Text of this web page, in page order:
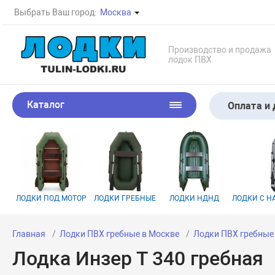
Выбрать Ваш город: Москва
Производство и продажа
лодок ПВХ
Каталог Оплата и
ЛОДКИ ПОД МОТОР ЛОДКИ ГРЕБНЫЕ ЛОДКИ НДНД ЛОДКИ С
Главная Лодки ПВХ гребные в Москве Лодки ПВХ
Лодка Инзер Т 340 гребная